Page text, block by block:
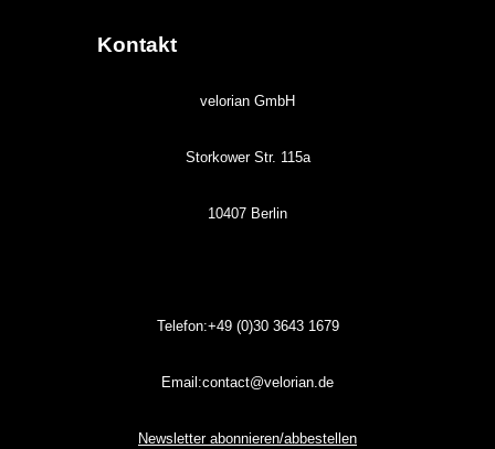
Kontakt
velorian GmbH
Storkower Str. 115a
10407 Berlin
Telefon:+49 (0)3036431679
Email:contact@velorian.de
Newsletter abonnieren/abbestellen